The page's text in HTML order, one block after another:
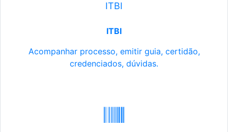
ITBI
ITBI
Acompanhar processo, emitir guia, certidão,
credenciados, dúvidas.